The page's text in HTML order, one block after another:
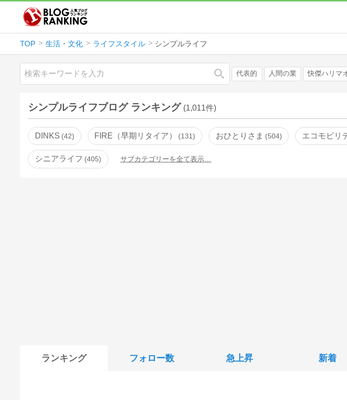
TOP 生活・文化 ライフスタイル シンプルライフ
検索 代表的 人間の業 快傑ハリマ
シンプルライフブログ ランキング (1,011件)
DINKS 42 FIRE（早期リタイア） 131 おひとりさま 504 エコモビリ
シニアライフ 405 サブカテゴリーを全て表示…
ランキング フォロー数 急上昇 新着